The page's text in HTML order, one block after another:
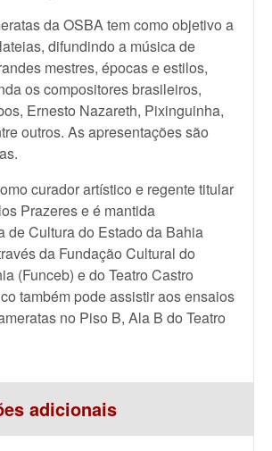
da OSBA tem como objetivo a
difundindo a música de
mestres, épocas e estilos,
os compositores brasileiros,
Ernesto Nazareth, Pixinguinha,
outros. As apresentações são
curador artístico e regente titular
Prazeres e é mantida
de Cultura do Estado da Bahia
da Fundação Cultural do
(Funceb) e do Teatro Castro
também pode assistir aos ensaios
no Piso B, Ala B do Teatro
adicionais